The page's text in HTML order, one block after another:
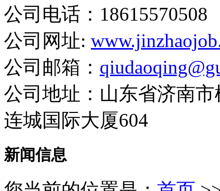
公司电话：18615570508
公司网址:
公司邮箱：
公司地址：山东省济南
连城国际大厦604
新闻信息